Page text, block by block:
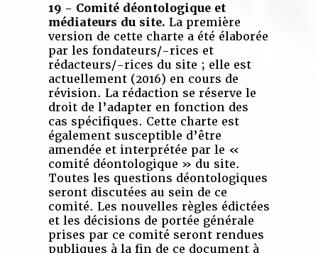
19 - Comité déontologique et
médiateurs du site. La première
version de cette charte a été élaborée
par les fondateurs/-rices et
rédacteurs/-rices du site ; elle est
actuellement (2016) en cours de
révision. La rédaction se réserve le
droit de l’adapter en fonction des
cas spécifiques. Cette charte est
également susceptible d’être
amendée et interprétée par le «
comité déontologique » du site.
Toutes les questions déontologiques
seront discutées au sein de ce
comité. Les nouvelles règles édictées
et les décisions de portée générale
prises par ce comité seront rendues
publiques à la fin de ce document à